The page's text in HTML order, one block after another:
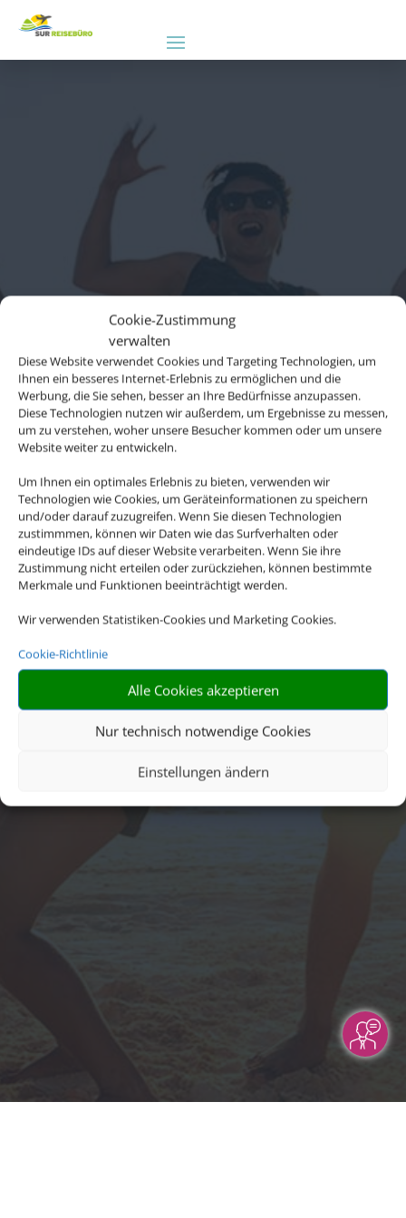
Cookie-Zustimmung
verwalten
Diese Website verwendet Cookies und Targeting Technologien, um
Ihnen ein besseres Internet-Erlebnis zu ermöglichen und die
Werbung, die Sie sehen, besser an Ihre Bedürfnisse anzupassen.
Diese Technologien nutzen wir außerdem, um Ergebnisse zu messen,
um zu verstehen, woher unsere Besucher kommen oder um unsere
Website weiter zu entwickeln.
Um Ihnen ein optimales Erlebnis zu bieten, verwenden wir
Technologien wie Cookies, um Geräteinformationen zu speichern
und/oder darauf zuzugreifen. Wenn Sie diesen Technologien
zustimmmen, können wir Daten wie das Surfverhalten oder
eindeutige IDs auf dieser Website verarbeiten. Wenn Sie ihre
Zustimmung nicht erteilen oder zurückziehen, können bestimmte
Merkmale und Funktionen beeinträchtigt werden.
Wir verwenden Statistiken-Cookies und Marketing Cookies.
Cookie-Richtlinie
Alle Cookies akzeptieren
Nur technisch notwendige Cookies
Einstellungen ändern